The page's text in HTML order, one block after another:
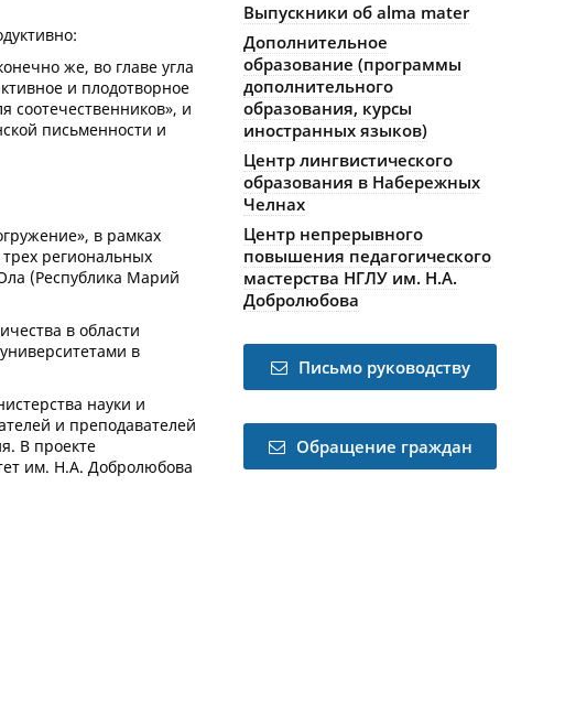
же, во главе угла
и плодотворное
соотечественников», и
письменности и
в рамках
региональных
(Республика Марий
в области
в
науки и
и преподавателей
В проекте
им. Н.А. Добролюбова
Выпускники об alma mater
Дополнительное
образование (программы
дополнительного
образования, курсы
иностранных языков)
Центр лингвистического
образования в Набережных
Челнах
Центр непрерывного
повышения педагогического
мастерства НГЛУ им. Н.А.
Добролюбова
Письмо руководству
Обращение граждан